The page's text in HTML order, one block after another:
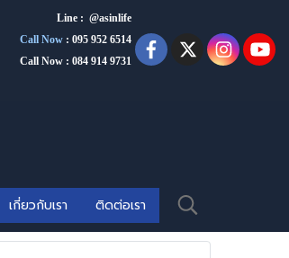
Line : @asinlife
Call Now : 095 952 6514
Call Now : 084 914 9731
เกี่ยวกับเรา ติดต่อเรา